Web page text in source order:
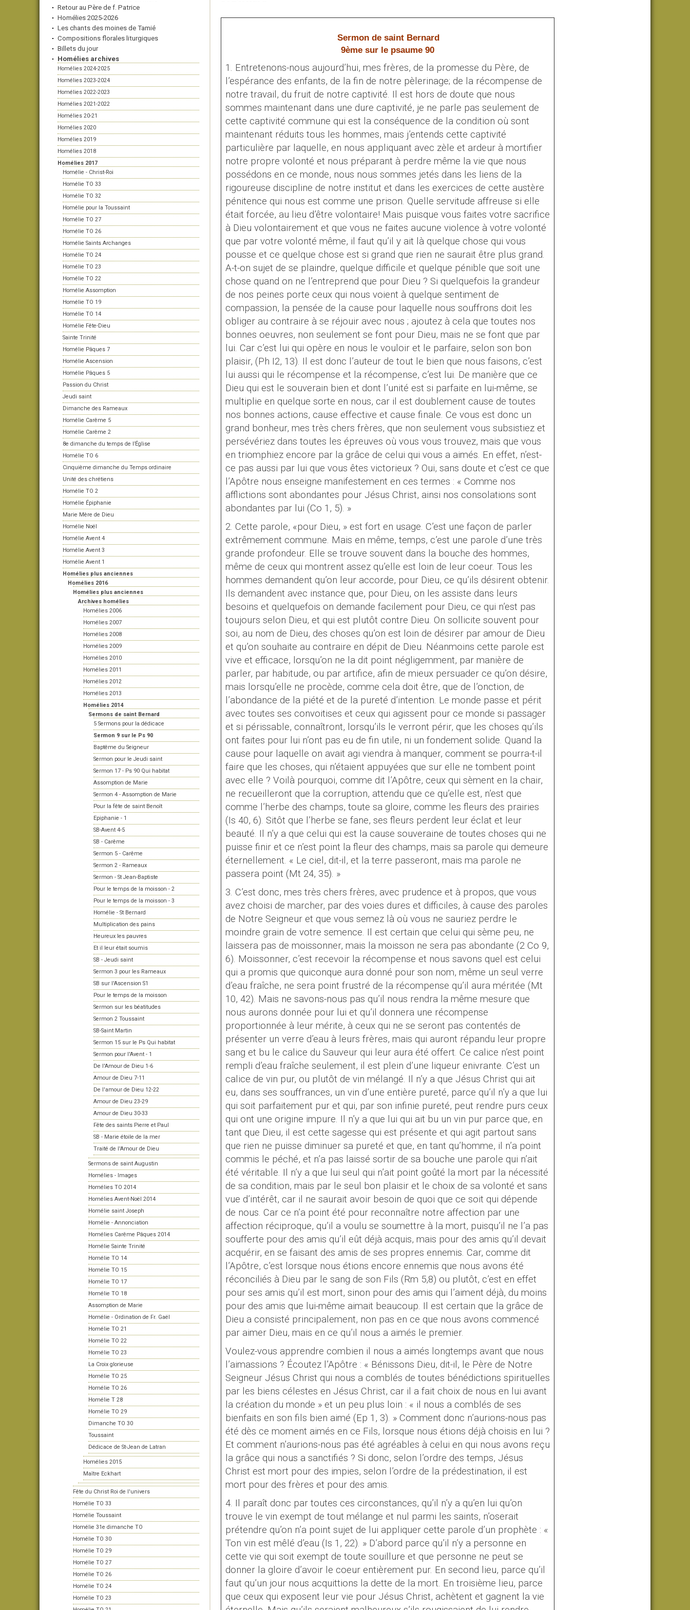
Retour au Père de f. Patrice
Homélies 2025-2026
Les chants des moines de Tamié
Compositions florales liturgiques
Billets du jour
Homélies archives
Homélies 2024-2025
Homélies 2023-2024
Homélies 2022-2023
Homélies 2021-2022
Homélies 20-21
Homélies 2020
Homélies 2019
Homélies 2018
Homélies 2017
Homélie - Christ-Roi
Homélie TO 33
Homélie TO 32
Homélie pour la Toussaint
Homélie TO 27
Homélie TO 26
Homélie Saints Archanges
Homélie TO 24
Homélie TO 23
Homélie TO 22
Homélie Assomption
Homélie TO 19
Homélie TO 14
Homélie Fête-Dieu
Sainte Trinité
Homélie Pâques 7
Homélie Ascension
Homélie Pâques 5
Passion du Christ
Jeudi saint
Dimanche des Rameaux
Homélie Carême 5
Homélie Carême 2
8e dimanche du temps de l’Église
Homélie TO 6
Cinquième dimanche du Temps ordinaire
Unité des chrétiens
Homélie TO 2
Homélie Épiphanie
Marie Mère de Dieu
Homélie Noël
Homélie Avent 4
Homélie Avent 3
Homélie Avent 1
Homélies plus anciennes
Homélies 2016
Homélies plus anciennes
Archives homélies
Homélies 2006
Homélies 2007
Homélies 2008
Homélies 2009
Homélies 2010
Homélies 2011
Homélies 2012
Homélies 2013
Homélies 2014
Sermons de saint Bernard
5 Sermons pour la dédicace
Sermon 9 sur le Ps 90
Baptême du Seigneur
Sermon pour le Jeudi saint
Sermon 17 - Ps 90 Qui habitat
Assomption de Marie
Sermon 4 - Assomption de Marie
Pour la fête de saint Benoît
Epiphanie - 1
SB-Avent 4-5
SB - Carême
Sermon 5 - Carême
Sermon 2 - Rameaux
Sermon - St Jean-Baptiste
Pour le temps de la moisson - 2
Pour le temps de la moisson - 3
Homélie - St Bernard
Multiplication des pains
Heureux les pauvres
Et il leur était soumis
SB - Jeudi saint
Sermon 3 pour les Rameaux
SB sur l'Ascension S1
Pour le temps de la moisson
Sermon sur les béatitudes
Sermon 2 Toussaint
SB-Saint Martin
Sermon 15 sur le Ps Qui habitat
Sermon pour l'Avent - 1
De l'Amour de Dieu 1-6
Amour de Dieu 7-11
De l'amour de Dieu 12-22
Amour de Dieu 23-29
Amour de Dieu 30-33
Fête des saints Pierre et Paul
SB - Marie étoile de la mer
Traité de l'Amour de Dieu
Sermons de saint Augustin
Homélies - Images
Homélies TO 2014
Homélies Avent-Noël 2014
Homélie saint Joseph
Homélie - Annonciation
Homélies Carême Pâques 2014
Homélie Sainte Trinité
Homélie TO 14
Homélie TO 15
Homélie TO 17
Homélie TO 18
Assomption de Marie
Homélie - Ordination de Fr. Gaël
Homélie TO 21
Homélie TO 22
Homélie TO 23
La Croix glorieuse
Homélie TO 25
Homélie TO 26
Homélie T 28
Homélie TO 29
Dimanche TO 30
Toussaint
Dédicace de St-Jean de Latran
Homélies 2015
Maître Eckhart
Fête du Christ Roi de l'univers
Homélie TO 33
Homélie Toussaint
Homélie 31e dimanche TO
Homélie TO 30
Homélie TO 29
Homélie TO 27
Homélie TO 26
Homélie TO 24
Homélie TO 23
Sermon de saint Bernard
9ème sur le psaume 90
1. Entretenons-nous aujourd’hui, mes frères, de la promesse du Père, de
l’espérance des enfants, de la fin de notre pèlerinage; de la récompense de
notre travail, du fruit de notre captivité. Il est hors de doute que nous
sommes maintenant dans une dure captivité, je ne parle pas seulement de
cette captivité commune qui est la conséquence de la condition où sont
maintenant réduits tous les hommes, mais j’entends cette captivité
particulière par laquelle, en nous appliquant avec zèle et ardeur à mortifier
notre propre volonté et nous préparant à perdre même la vie que nous
possédons en ce monde, nous nous sommes jetés dans les liens de la
rigoureuse discipline de notre institut et dans les exercices de cette austère
pénitence qui nous est comme une prison. Quelle servitude affreuse si elle
était forcée, au lieu d’être volontaire! Mais puisque vous faites votre sacrifice
à Dieu volontairement et que vous ne faites aucune violence à votre volonté
que par votre volonté même, il faut qu’il y ait là quelque chose qui vous
pousse et ce quelque chose est si grand que rien ne saurait être plus grand.
A-t-on sujet de se plaindre, quelque difficile et quelque pénible que soit une
chose quand on ne l’entreprend que pour Dieu ? Si quelquefois la grandeur
de nos peines porte ceux qui nous voient à quelque sentiment de
compassion, la pensée de la cause pour laquelle nous souffrons doit les
obliger au contraire à se réjouir avec nous ; ajoutez à cela que toutes nos
bonnes oeuvres, non seulement se font pour Dieu, mais ne se font que par
lui. Car c’est lui qui opère en nous le vouloir et le parfaire, selon son bon
plaisir, (Ph I2, 13). Il est donc l’auteur de tout le bien que nous faisons, c’est
lui aussi qui le récompense et la récompense, c’est lui. De manière que ce
Dieu qui est le souverain bien et dont l’unité est si parfaite en lui-même, se
multiplie en quelque sorte en nous, car il est doublement cause de toutes
nos bonnes actions, cause effective et cause finale. Ce vous est donc un
grand bonheur, mes très chers frères, que non seulementvous subsistiez et
persévériez dans toutes les épreuves où vous vous trouvez, mais que vous
en triomphiez encore par la grâce de celui qui vous a aimés. En effet, n’est-
ce pas aussi par lui que vous êtes victorieux ? Oui, sans doute et c’est ce que
l’Apôtre nous enseigne manifestement en ces termes : « Comme nos
afflictions sont abondantes pour Jésus Christ, ainsi nos consolations sont
abondantes par lui (Co 1, 5). »
2. Cette parole, «pour Dieu, » est fort en usage. C’est une façon de parler
extrêmement commune. Mais en même, temps, c’est une parole d’une très
grande profondeur. Elle se trouve souvent dans la bouche des hommes,
même de ceux qui montrent assez qu’elle est loin de leur coeur. Tous les
hommes demandent qu’on leur accorde, pour Dieu, ce qu’ils désirent obtenir.
Ils demandent avec instance que, pour Dieu, on les assiste dans leurs
besoins et quelquefois on demande facilement pour Dieu, ce qui n’est pas
toujours selon Dieu, et qui est plutôt contre Dieu. On sollicite souvent pour
soi, au nom de Dieu, des choses qu’on est loin de désirer par amour de Dieu
et qu’on souhaite au contraire en dépit de Dieu. Néanmoins cette parole est
vive et efficace, lorsqu’on ne la dit point négligemment, par manière de
parler, par habitude, ou par artifice, afin de mieux persuader ce qu’on désire,
mais lorsqu’elle ne procède, comme cela doit être, que de l’onction, de
l’abondance de la piété et de la pureté d’intention. Le monde passe et périt
avec toutes ses convoitises et ceux qui agissent pour ce monde si passager
et si périssable, connaîtront, lorsqu’ils le verront périr, que les choses qu’ils
ont faites pour lui n’ont pas eu de fin utile, ni un fondement solide. Quand la
cause pour laquelle on avait agi viendra à manquer, comment se pourra-t-il
faire que les choses, qui n’étaient appuyées que sur elle ne tombent point
avec elle ? Voilà pourquoi, comme dit l’Apôtre, ceux qui sèment en la chair,
ne recueilleront que la corruption, attendu que ce qu’elle est, n’est que
comme l’herbe des champs, toute sa gloire, comme les fleurs des prairies
(Is 40, 6). Sitôt que l’herbe se fane, ses fleurs perdent leur éclat et leur
beauté. Il n’y a que celui qui est la cause souveraine de toutes choses qui ne
puisse finir et ce n’est point la fleur des champs, mais sa parole qui demeure
éternellement. « Le ciel, dit-il, et la terre passeront, mais ma parole ne
passera point (Mt24, 35). »
3. C’est donc, mes très chers frères, avec prudence et à propos, que vous
avez choisi de marcher, par des voies dures et difficiles, à cause des paroles
de Notre Seigneur et que vous semez là où vous ne sauriez perdre le
moindre grain de votre semence. Il est certain que celui qui sème peu, ne
laissera pas de moissonner, mais la moisson ne sera pas abondante (2Co 9,
6). Moissonner, c’est recevoir la récompense et nous savons quel est celui
qui a promis que quiconque aura donné pour son nom, même un seul verre
d’eau fraîche, ne sera point frustré de la récompense qu’il aura méritée (Mt
10, 42). Mais ne savons-nous pas qu’il nous rendra la même mesure que
nous aurons donnée pour lui et qu’il donnera une récompense
proportionnée à leur mérite, à ceux qui ne se seront pas contentés de
présenter un verre d’eau à leurs frères, mais qui auront répandu leur propre
sang et bu le calice du Sauveur qui leur aura été offert. Ce calice n’est point
rempli d’eau fraîche seulement, il est plein d’une liqueur enivrante. C’est un
calice de vin pur, ou plutôt de vin mélangé. Il n’y a que Jésus Christ qui ait
eu, dans ses souffrances, un vin d’une entière pureté, parce qu’il n’y a que lui
qui soit parfaitement pur et qui, par son infinie pureté, peut rendre purs ceux
qui ont une origine impure. Il n’y a que lui qui ait bu un vin pur parce que, en
tant que Dieu, il est cette sagesse qui est présente et qui agit partout sans
que rien ne puisse diminuer sa pureté et que, en tant qu’homme, il n’a point
commis le péché, et n’a pas laissé sortir de sa bouche une parole qui n’ait
été véritable. Il n’y a que lui seul qui n’ait point goûté la mort par la nécessité
de sa condition, mais par le seul bon plaisir et le choix de sa volonté et sans
vue d’intérêt, car il ne saurait avoir besoin de quoi que ce soit qui dépende
de nous. Car ce n’a point été pour reconnaître notre affection par une
affection réciproque, qu’il a voulu se soumettre à la mort, puisqu’il ne l’a pas
soufferte pour des amis qu’il eût déjà acquis, mais pour des amis qu’il devait
acquérir, en se faisant des amis de ses propres ennemis. Car, comme dit
l’Apôtre, c’est lorsque nous étions encore ennemis que nous avons été
réconciliés à Dieu par le sang de son Fils (Rm 5,8) ou plutôt, c’est en effet
pour ses amis qu’il est mort, sinon pour des amis qui l’aiment déjà, du moins
pour des amis que lui-même aimait beaucoup. Il est certain que la grâce de
Dieu a consisté principalement, non pas en ce que nous avons commencé
par aimer Dieu, mais en ce qu’il nous a aimés le premier.
Voulez-vous apprendre combien il nous a aimés longtemps avant que nous
l’aimassions ? Écoutez l’Apôtre : « Bénissons Dieu, dit-il, le Père de Notre
Seigneur Jésus Christ qui nous a comblés de toutes bénédictions spirituelles
par les biens célestes en Jésus Christ, car il a fait choix de nous en lui avant
la création du monde » et un peu plus loin : « il nous a comblés de ses
bienfaits en son fils bien aimé (Ep 1, 3). » Comment donc n’aurions-nous pas
été dès ce moment aimés en ce Fils, lorsque nous étions déjà choisis en lui ?
Et comment n’aurions-nous pas été agréables à celui en qui nous avons reçu
la grâce qui nous a sanctifiés ? Si donc, selon l’ordre des temps, Jésus
Christ est mort pour des impies, selon l’ordre de la prédestination, il est
mort pour des frères et pour des amis.
4. Il paraît donc par toutes ces circonstances, qu’il n’y a qu’en lui qu’on
trouve le vin exempt de tout mélange et nul parmi les saints, n’oserait
prétendre qu’on n’a point sujet de lui appliquer cette parole d’un prophète : «
Ton vin est mêlé d’eau (Is 1, 22). » D’abord parce qu’il n’y a personne en
cette vie qui soit exempt de toute souillure et que personne ne peut se
donner la gloire d’avoir le coeur entièrement pur. En second lieu, parce qu’il
faut qu’un jour nous acquittions la dette de la mort. En troisième lieu, parce
que ceux qui exposent leur vie pour Jésus Christ, achètent et gagnent la vie